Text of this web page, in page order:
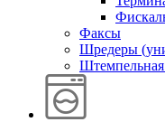
Факсы
Шредеры